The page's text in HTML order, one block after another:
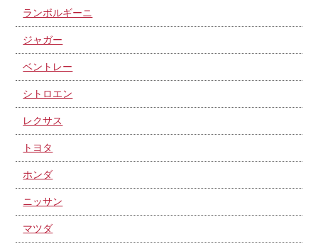
ランボルギーニ
ジャガー
ベントレー
シトロエン
レクサス
トヨタ
ホンダ
ニッサン
マツダ